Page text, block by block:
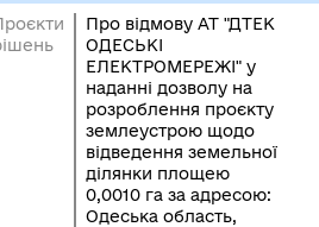
Про відмову АТ "ДТЕК
ОДЕСЬКІ
ЕЛЕКТРОМЕРЕЖІ" у
наданні дозволу на
розроблення проєкту
землеустрою щодо
відведення земельної
ділянки площею
0,0010 га за адресою:
Одеська область,